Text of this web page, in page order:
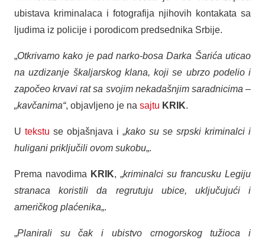
ubistava kriminalaca i fotografija njihovih kontakata sa
ljudima iz policije i porodicom predsednika Srbije.
„Otkrivamo kako je pad narko-bosa Darka Šarića uticao
na uzdizanje škaljarskog klana, koji se ubrzo podelio i
započeo krvavi rat sa svojim nekadašnjim saradnicima –
„kavčanima“, objavljeno je na sajtu KRIK.
U tekstu se objašnjava i „kako su se srpski kriminalci i
huligani priključili ovom sukobu„.
Prema navodima KRIK, „kriminalci su francusku Legiju
stranaca koristili da regrutuju ubice, uključujući i
američkog plaćenika„.
„Planirali su čak i ubistvo crnogorskog tužioca i